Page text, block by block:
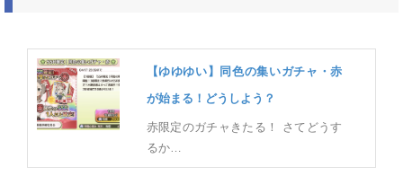
【ゆゆゆい】同色の集いガチャ・赤
が始まる！どうしよう？
赤限定のガチャきたる！ さてどうす
るか…